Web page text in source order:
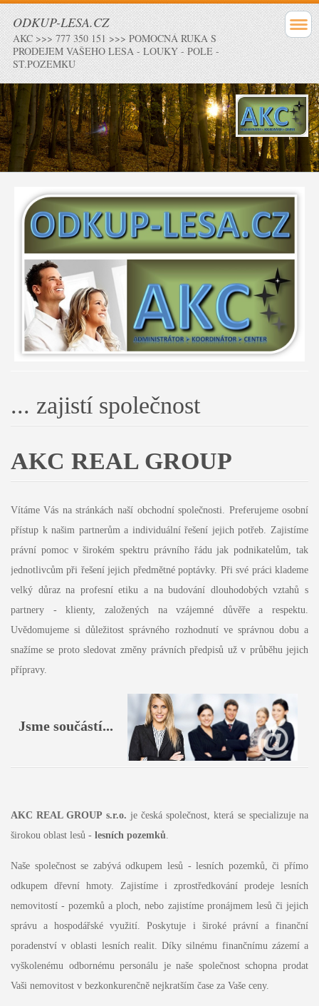
ODKUP-LESA.CZ
AKC >>> 777 350 151 >>> POMOCNÁ RUKA S
PRODEJEM VAŠEHO LESA - LOUKY - POLE -
ST.POZEMKU
... zajistí společnost
AKC REAL GROUP
Vítáme Vás na stránkách naší obchodní společnosti. Preferujeme osobní
přístup k našim partnerům a individuální řešení jejich potřeb. Zajistíme
právní pomoc v širokém spektru právního řádu jak podnikatelům, tak
jednotlivcům při řešení jejich předmětné poptávky. Při své práci klademe
velký důraz na profesní etiku a na budování dlouhodobých vztahů s
partnery - klienty, založených na vzájemné důvěře a respektu.
Uvědomujeme si důležitost správného rozhodnutí ve správnou dobu a
snažíme se proto sledovat změny právních předpisů už v průběhu jejich
přípravy.
Jsme součástí...
AKC REAL GROUP s.r.o. je česká společnost, která se specializuje na
širokou oblast lesů - lesních pozemků.
Naše společnost se zabývá odkupem lesů - lesních pozemků, či přímo
odkupem dřevní hmoty. Zajistíme i zprostředkování prodeje lesních
nemovitostí - pozemků a ploch, nebo zajistíme pronájmem lesů či jejich
správu a hospodářské využití. Poskytuje i široké právní a finanční
poradenství v oblasti lesních realit. Díky silnému finančnímu zázemí a
vyškolenému odbornému personálu je naše společnost schopna prodat
Vaši nemovitost v bezkonkurenčně nejkratším čase za Vaše ceny.